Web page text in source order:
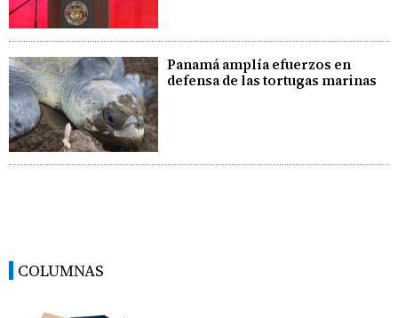
Panamá amplía efuerzos en
defensa de las tortugas marinas
COLUMNAS